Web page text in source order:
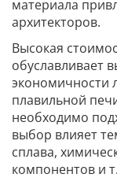
материала
архитекторов.
Высокая
обуславливает
экономичности
плавильной
необходимо
выбор влияет
сплава,
компонентов и